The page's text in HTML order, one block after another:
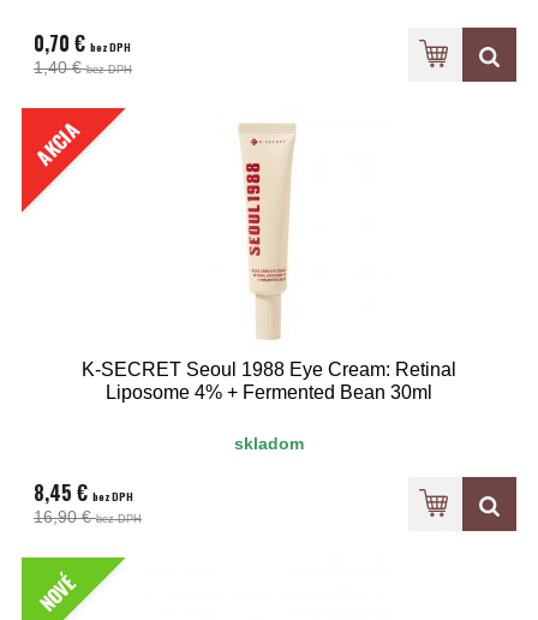
0,70 € bez DPH
1,40 €bez DPH
AKCIA
K-SECRET Seoul 1988 Eye Cream: Retinal
Liposome 4% + Fermented Bean 30ml
skladom
8,45 € bez DPH
16,90 €bez DPH
NOVÉ